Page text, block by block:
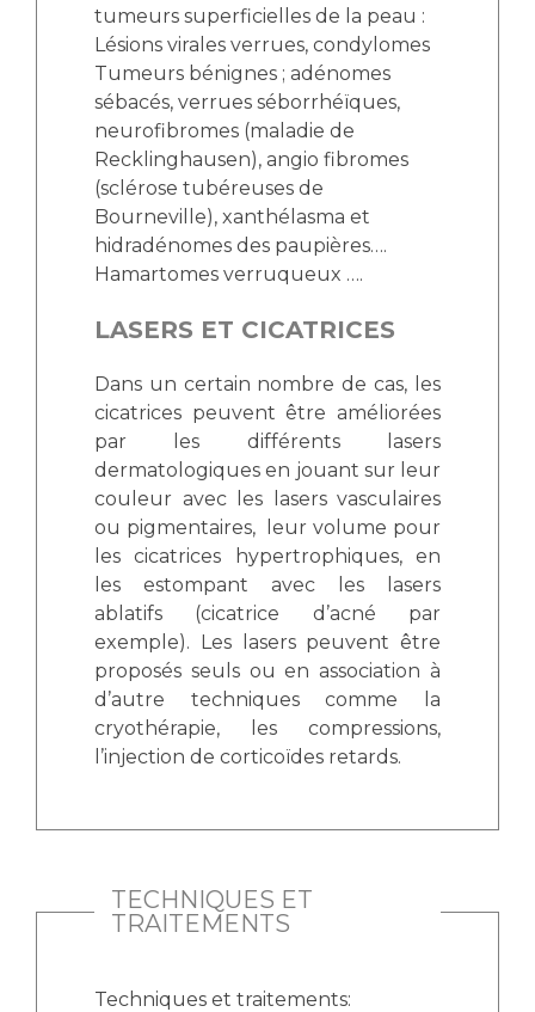
tumeurs superficielles de la peau :
Lésions virales verrues, condylomes
Tumeurs bénignes ; adénomes
sébacés, verrues séborrhéïques,
neurofibromes (maladie de
Recklinghausen), angio fibromes
(sclérose tubéreuses de
Bourneville), xanthélasma et
hidradénomes des paupières….
Hamartomes verruqueux ….
LASERS ET CICATRICES
Dans un certain nombre de cas, les
cicatrices peuvent être améliorées
par les différents lasers
dermatologiques en jouant sur leur
couleur avec les lasers vasculaires
ou pigmentaires, leur volume pour
les cicatrices hypertrophiques, en
les estompant avec les lasers
ablatifs (cicatrice d’acné par
exemple). Les lasers peuvent être
proposés seuls ou en association à
d’autre techniques comme la
cryothérapie, les compressions,
l’injection de corticoïdes retards.
TECHNIQUES ET
TRAITEMENTS
Techniques et traitements: